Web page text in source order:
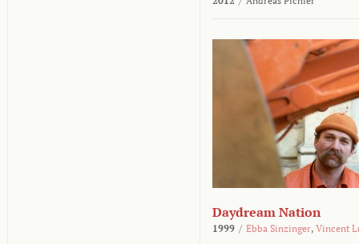
Daydream Nation
1999 / Ebba Sinzinger, Vincent